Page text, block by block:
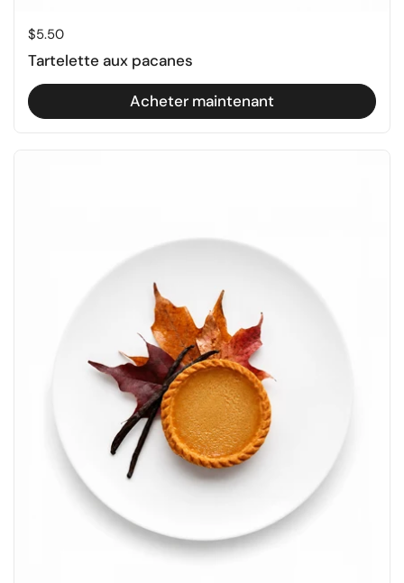
Prix régulier
$5.50
Tartelette aux pacanes
Acheter maintenant